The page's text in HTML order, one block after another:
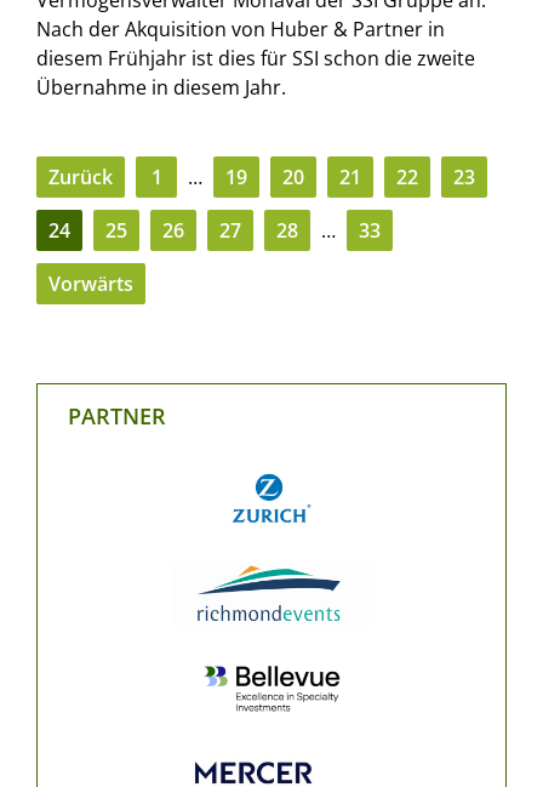
Nach der Akquisition von Huber & Partner in
diesem Frühjahr ist dies für SSI schon die zweite
Übernahme in diesem Jahr.
Zurück 1 … 19 20 21 22
23
24
25 26 27 28 …
33
Vorwärts
PARTNER